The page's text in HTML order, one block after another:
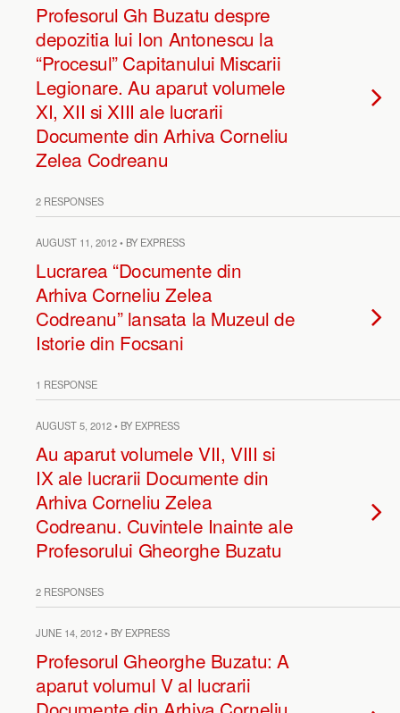
Profesorul Gh Buzatu despre
depozitia lui Ion Antonescu la
“Procesul” Capitanului Miscarii
Legionare. Au aparut volumele
XI, XII si XIII ale lucrarii
Documente din Arhiva Corneliu
Zelea Codreanu
2 RESPONSES
AUGUST 11, 2012 • BY EXPRESS
Lucrarea “Documente din
Arhiva Corneliu Zelea
Codreanu” lansata la Muzeul de
Istorie din Focsani
1 RESPONSE
AUGUST 5, 2012 • BY EXPRESS
Au aparut volumele VII, VIII si
IX ale lucrarii Documente din
Arhiva Corneliu Zelea
Codreanu. Cuvintele Inainte ale
Profesorului Gheorghe Buzatu
2 RESPONSES
JUNE 14, 2012 • BY EXPRESS
Profesorul Gheorghe Buzatu: A
aparut volumul V al lucrarii